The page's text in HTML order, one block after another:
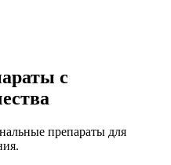
с
препараты для